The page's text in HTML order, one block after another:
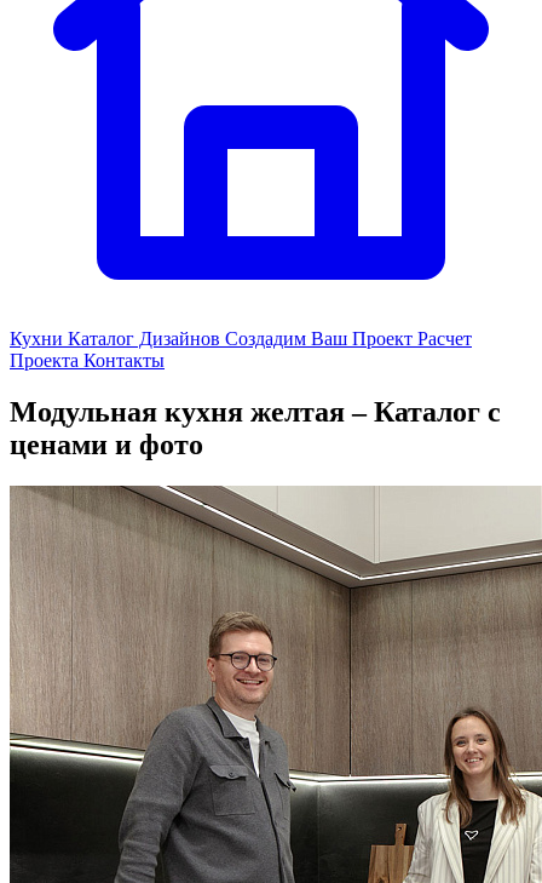
Кухни Каталог Дизайнов Создадим Ваш Проект Расчет
Проекта Контакты
Модульная кухня желтая – Каталог с
ценами и фото